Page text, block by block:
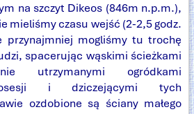
na szczyt Dikeos (846m n.p.m.),
mieliśmy czasu wejść (2-2,5 godz.
przynajmniej mogliśmy tu trochę
spacerując wąskimi ścieżkami
utrzymanymi ogródkami
i dziczejącymi tych
ozdobione są ściany małego